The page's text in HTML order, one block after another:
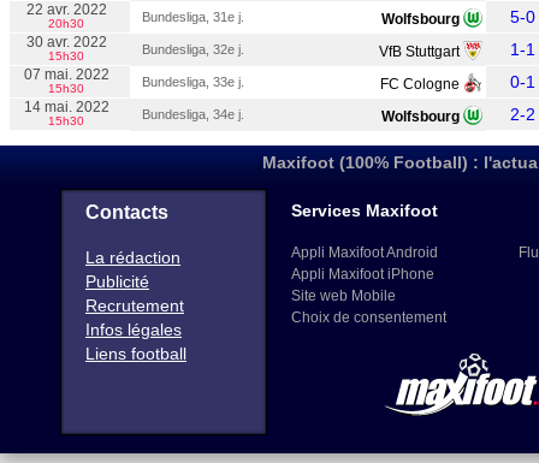
22 avr. 2022
20h30 Bundesliga, 31e j. Wolfsbourg 5-0
30 avr. 2022
15h30 Bundesliga, 32e j. VfB Stuttgart 1-1
07 mai. 2022
15h30 Bundesliga, 33e j. FC Cologne 0-1
14 mai. 2022
15h30 Bundesliga, 34e j. Wolfsbourg 2-2
Maxifoot (100% Football) :
Contacts
La rédaction
Publicité
Recrutement
Infos légales
Liens football
Services Maxifoot
Appli Maxifoot Android
Appli Maxifoot iPhone
Site web Mobile
Choix de consentement